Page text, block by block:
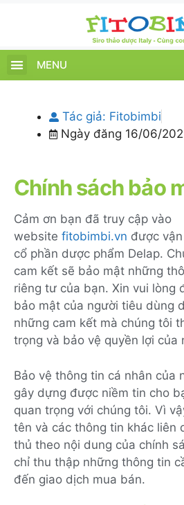
MENU
Tác giả: Fitobimbi
Ngày đăng 16/06/
Chính sách bảo
Cảm ơn bạn đã truy cập vào
website fitobimbi.vn được
cổ phần dược phẩm Delap.
cam kết sẽ bảo mật những
riêng tư của bạn. Xin vui lòng
bảo mật của người tiêu dùng
những cam kết mà chúng tôi
trọng và bảo vệ quyền lợi của
Bảo vệ thông tin cá nhân của
gây dựng được niềm tin cho
quan trọng với chúng tôi. Vì
tên và các thông tin khác liên
thủ theo nội dung của chính
chỉ thu thập những thông tin
đến giao dịch mua bán.